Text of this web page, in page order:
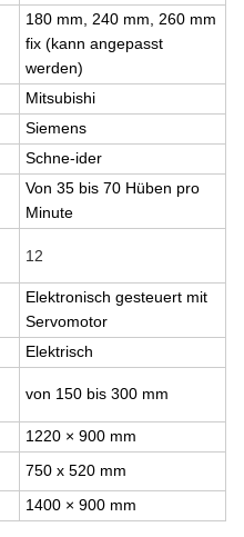
180 mm, 240 mm, 260 mm
fix (kann angepasst
werden)
Mitsubishi
Siemens
Schne-ider
Von 35 bis 70 Hüben pro
Minute
12
Elektronisch gesteuert mit
Servomotor
Elektrisch
von 150 bis 300 mm
1220 × 900 mm
750 x 520 mm
1400 × 900 mm